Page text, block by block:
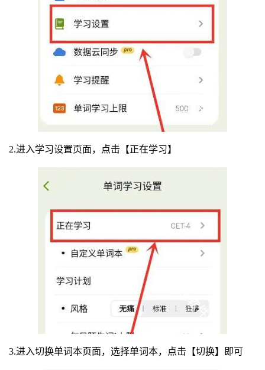
2.进入学习设置页面，点击【正在学习】
3.进入切换单词本页面，选择单词本，点击【切换】即可